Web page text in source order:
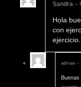
Sandra –
Hola
con
ejercicio..
adrian –